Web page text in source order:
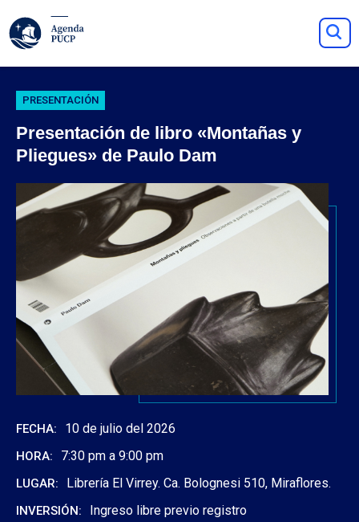
PRESENTACIÓN
Presentación de libro «Montañas y
Pliegues» de Paulo Dam
FECHA: 10 de julio del 2026
HORA: 7:30 pm a 9:00 pm
LUGAR: Librería El Virrey. Ca. Bolognesi 510, Miraflores.
INVERSIÓN: Ingreso libre previo registro